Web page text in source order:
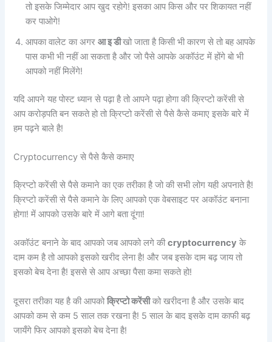
तो इसके जिम्मेदार आप खुद रहोगे! इसका आप किस और पर शिकायत नहीं
कर पाओगे!
आपका वालेट का अगरआ इ डीखो जाता है किसी भी कारण से तो बह आपके
पास कभी भी नहीं आ सकता है और जो पैसे आपके अकॉउंट में होंगे बो भी
आपको नहीं मिलेंगे!
यदि आपने यह पोस्ट ध्यान से पढ़ा है तो आपने पढ़ा होगा की क्रिप्टो करेंसी से
आप करोड़पति बन सकते हो तो क्रिप्टो करेंसी से पैसे कैसे कमाए इसके बारे में
हम पढ़ने बाले है!
Cryptocurrency से पैसे कैसे कमाए
क्रिप्टो करेंसी से पैसे कमाने का एक तरीका है जो की सभी लोग यही अपनाते है!
क्रिप्टो करेंसी से पैसे कमाने के लिए आपको एक वेबसाइट पर अकॉउंट बनाना
होगा! में आपको उसके बारे में आगे बता दूंगा!
अकॉउंट बनाने के बाद आपको जब आपको लगे कीcryptocurrency के
दाम कम है तो आपको इसको खरीद लेना है! और जब इसके दाम बढ़ जाय तो
इसको बेच देना है! इससे से आप अच्छा पैसा कमा सकते हो!
दूसरा तरीका यह है की आपकोक्रिप्टो करेंसीको खरीदना है और उसके बाद
आपको कम से कम 5 साल तक रखना है! 5 साल के बाद इसके दाम काफी बढ़
जायँगे फिर आपको इसको बेच देना है!